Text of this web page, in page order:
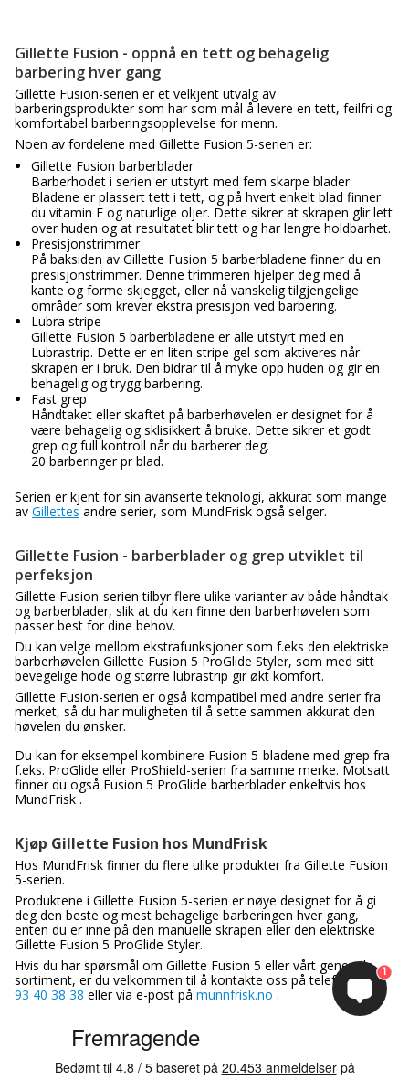
Gillette Fusion - oppnå en tett og behagelig
barbering hver gang
Gillette Fusion-serien er et velkjent utvalg av
barberingsprodukter som har som mål å levere en tett, feilfri og
komfortabel barberingsopplevelse for menn.
Noen av fordelene med Gillette Fusion 5-serien er:
Gillette Fusion barberblader
Barberhodet i serien er utstyrt med fem skarpe blader.
Bladene er plassert tett i tett, og på hvert enkelt blad finner
du vitamin E og naturlige oljer. Dette sikrer at skrapen glir lett
over huden og at resultatet blir tett og har lengre holdbarhet.
Presisjonstrimmer
På baksiden av Gillette Fusion 5 barberbladene finner du en
presisjonstrimmer. Denne trimmeren hjelper deg med å
kante og forme skjegget, eller nå vanskelig tilgjengelige
områder som krever ekstra presisjon ved barbering.
Lubra stripe
Gillette Fusion 5 barberbladene er alle utstyrt med en
Lubrastrip. Dette er en liten stripe gel som aktiveres når
skrapen er i bruk. Den bidrar til å myke opp huden og gir en
behagelig og trygg barbering.
Fast grep
Håndtaket eller skaftet på barberhøvelen er designet for å
være behagelig og sklisikkert å bruke. Dette sikrer et godt
grep og full kontroll når du barberer deg.
20 barberinger pr blad.
Serien er kjent for sin avanserte teknologi, akkurat som mange
av Gillettes andre serier, som MundFrisk også selger.
Gillette Fusion - barberblader og grep utviklet til
perfeksjon
Gillette Fusion-serien tilbyr flere ulike varianter av både håndtak
og barberblader, slik at du kan finne den barberhøvelen som
passer best for dine behov.
Du kan velge mellom ekstrafunksjoner som f.eks den elektriske
barberhøvelen Gillette Fusion 5 ProGlide Styler, som med sitt
bevegelige hode og større lubrastrip gir økt komfort.
Gillette Fusion-serien er også kompatibel med andre serier fra
merket, så du har muligheten til å sette sammen akkurat den
høvelen du ønsker.
Du kan for eksempel kombinere Fusion 5-bladene med grep fra
f.eks. ProGlide eller ProShield-serien fra samme merke. Motsatt
finner du også Fusion 5 ProGlide barberblader enkeltvis hos
MundFrisk .
Kjøp Gillette Fusion hos MundFrisk
Hos MundFrisk finner du flere ulike produkter fra Gillette Fusion
5-serien.
Produktene i Gillette Fusion 5-serien er nøye designet for å gi
deg den beste og mest behagelige barberingen hver gang,
enten du er inne på den manuelle skrapen eller den elektriske
Gillette Fusion 5 ProGlide Styler.
Hvis du har spørsmål om Gillette Fusion 5 eller vårt generelle
sortiment, er du velkommen til å kontakte oss på telefon+45
93 40 38 38 eller via e-post på munnfrisk.no .
1